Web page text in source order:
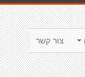
צור קשר